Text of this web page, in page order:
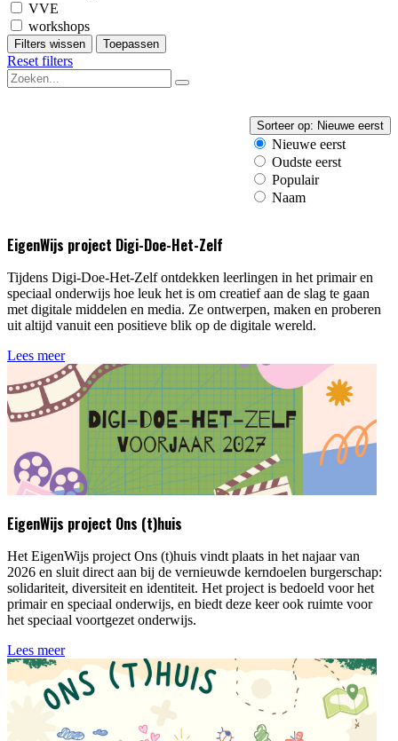
VVE
workshops
Filters wissen Toepassen
Reset filters
Sorteer op: Nieuwe eerst
Nieuwe eerst
Oudste eerst
Populair
Naam
EigenWijs project Digi-Doe-Het-Zelf
Tijdens Digi-Doe-Het-Zelf ontdekken leerlingen in het primair en
speciaal onderwijs hoe leuk het is om creatief aan de slag te gaan
met digitale middelen en media. Ze ontwerpen, maken en proberen
uit altijd vanuit een positieve blik op de digitale wereld.
Lees meer
EigenWijs project Ons (t)huis
Het EigenWijs project Ons (t)huis vindt plaats in het najaar van
2026 en sluit direct aan bij de vernieuwde kerndoelen burgerschap:
solidariteit, diversiteit en identiteit. Het project is bedoeld voor het
primair en speciaal onderwijs, en biedt deze keer ook ruimte voor
het speciaal voortgezet onderwijs.
Lees meer